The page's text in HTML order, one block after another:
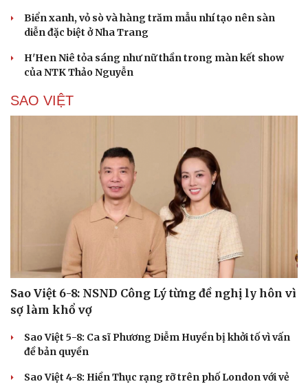
Biển xanh, vỏ sò và hàng trăm mẫu nhí tạo nên sàn
diễn đặc biệt ở Nha Trang
H'Hen Niê tỏa sáng như nữ thần trong màn kết show
của NTK Thảo Nguyễn
SAO VIỆT
Sao Việt 6-8: NSND Công Lý từng đề nghị ly hôn vì
sợ làm khổ vợ
Sao Việt 5-8: Ca sĩ Phương Diễm Huyền bị khởi tố vì vấn
đề bản quyền
Sao Việt 4-8: Hiền Thục rạng rỡ trên phố London với vẻ